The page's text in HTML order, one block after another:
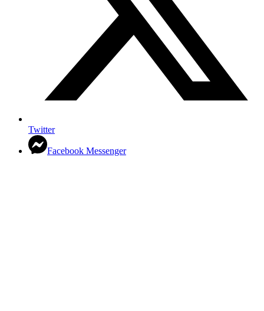
Twitter
Facebook Messenger